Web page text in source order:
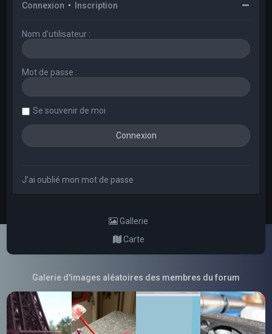
Connexion • Inscription
Nom d’utilisateur :
Mot de passe :
Se souvenir de moi
J’ai oublié mon mot de passe
Gallerie
Carte
Galerie d'images aléatoires des membres du forum